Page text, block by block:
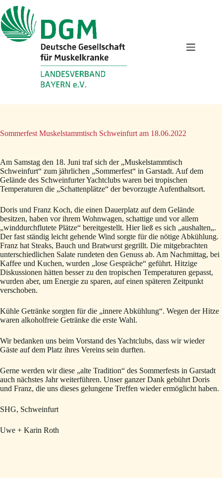
Inhalt
springen
Sommerfest Muskelstammtisch Schweinfurt am 18.06.2022
Am Samstag den 18. Juni traf sich der „Muskelstammtisch
Schweinfurt“ zum jährlichen „Sommerfest“ in Garstadt. Auf dem
Gelände des Schweinfurter Yachtclubs waren bei tropischen
Temperaturen die „Schattenplätze“ der bevorzugte Aufenthaltsort.
Doris und Franz Koch, die einen Dauerplatz auf dem Gelände
besitzen, haben vor ihrem Wohnwagen, schattige und vor allem
„winddurchflutete Plätze“ bereitgestellt. Hier ließ es sich „aushalten„.
Der fast ständig leicht gehende Wind sorgte für die nötige Abkühlung.
Franz hat Steaks, Bauch und Bratwurst gegrillt. Die mitgebrachten
unterschiedlichen Salate rundeten den Genuss ab. Am Nachmittag, bei
Kaffee und Kuchen, wurden „lose Gespräche“ geführt. Hitzige
Diskussionen hätten besser zu den tropischen Temperaturen gepasst,
wurden aber, um Energie zu sparen, auf einen späteren Zeitpunkt
verschoben.
Kühle Getränke sorgten für die „innere Abkühlung“. Wegen der Hitze
waren alkoholfreie Getränke die erste Wahl.
Wir bedanken uns beim Vorstand des Yachtclubs, dass wir wieder
Gäste auf dem Platz ihres Vereins sein durften.
Gerne werden wir diese „alte Tradition“ des Sommerfests in Garstadt
auch nächstes Jahr weiterführen. Unser ganzer Dank gebührt Doris
und Franz, die uns dieses gelungene Treffen wieder ermöglicht haben.
SHG, Schweinfurt
Uwe + Karin Roth